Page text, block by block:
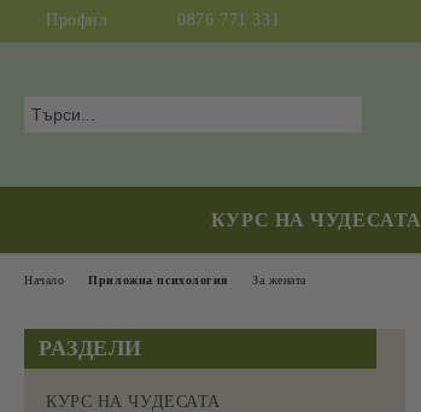
Профил 0876 771 331
КУРС НА ЧУДЕСАТА
РАЗДЕЛИ
КУРС НА ЧУДЕСАТА
Начало Приложна психология За жената